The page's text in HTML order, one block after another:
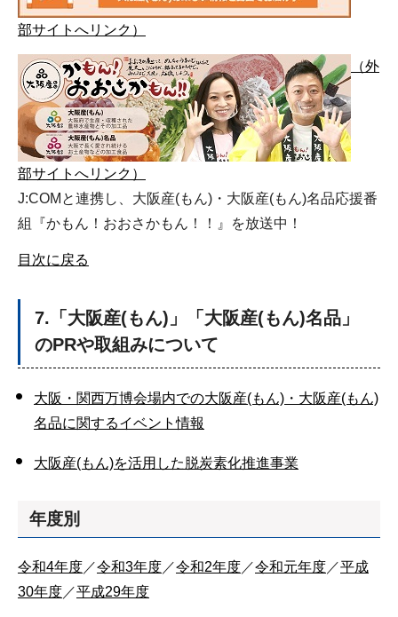
部サイトへリンク）
（外
部サイトへリンク）
J:COMと連携し、大阪産(もん)・大阪産(もん)名品応援番
組『かもん！おおさかもん！！』を放送中！
目次に戻る
7.「大阪産(もん)」「大阪産(もん)名品」
のPRや取組みについて
大阪・関西万博会場内での大阪産(もん)・大阪産(もん)
名品に関するイベント情報
大阪産(もん)を活用した脱炭素化推進事業
年度別
令和4年度 ／令和3年度 ／令和2年度 ／令和元年度 ／平成
30年度 ／平成29年度